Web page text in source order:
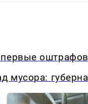
мусора: